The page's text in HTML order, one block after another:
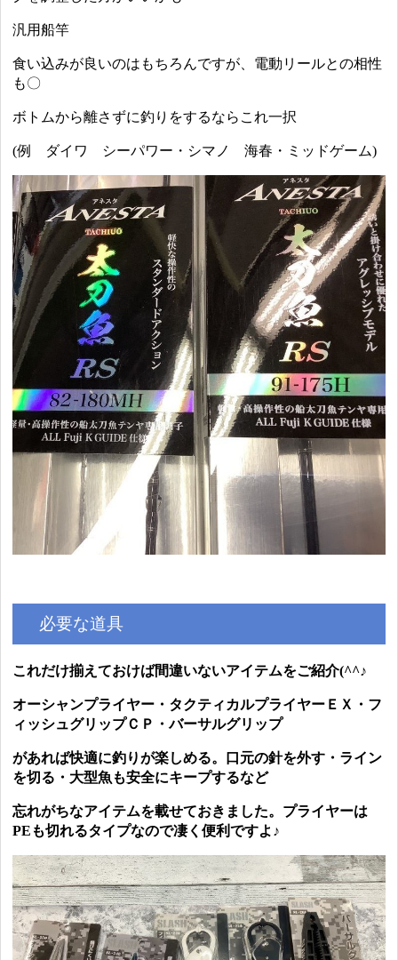
汎用船竿
食い込みが良いのはもちろんですが、電動リールとの相性
も〇
ボトムから離さずに釣りをするならこれ一択
(例 ダイワ シーパワー・シマノ 海春・ミッドゲーム)
必要な道具
これだけ揃えておけば間違いないアイテムをご紹介(^^♪
オーシャンプライヤー・タクティカルプライヤーＥＸ・フ
ィッシュグリップＣＰ・バーサルグリップ
があれば快適に釣りが楽しめる。口元の針を外す・ライン
を切る・大型魚も安全にキープするなど
忘れがちなアイテムを載せておきました。プライヤーは
PEも切れるタイプなので凄く便利ですよ♪